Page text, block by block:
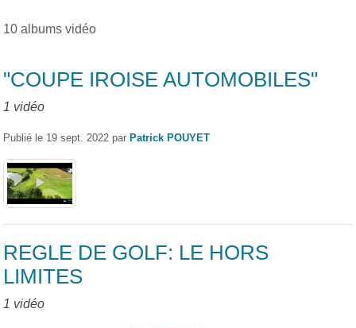
10 albums vidéo
"COUPE IROISE AUTOMOBILES"
1 vidéo
Publié le 19 sept. 2022 par Patrick POUYET
REGLE DE GOLF: LE HORS
LIMITES
1 vidéo